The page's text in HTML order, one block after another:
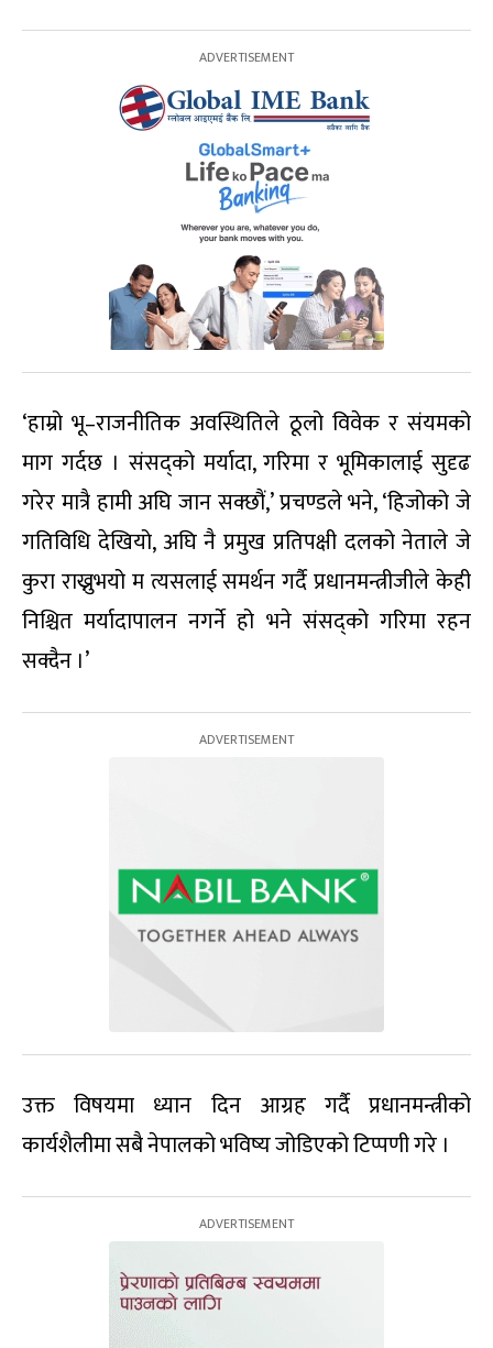
‘हाम्रो भू–राजनीतिक अवस्थितिले ठूलो विवेक र संयमको
माग गर्दछ । संसद्को मर्यादा, गरिमा र भूमिकालाई सुदृढ
गरेर मात्रै हामी अघि जान सक्छौं,’ प्रचण्डले भने, ‘हिजोको जे
गतिविधि देखियो, अघि नै प्रमुख प्रतिपक्षी दलको नेताले जे
कुरा राख्नुभयो म त्यसलाई समर्थन गर्दै प्रधानमन्त्रीजीले केही
निश्चित मर्यादापालन नगर्ने हो भने संसद्को गरिमा रहन
सक्दैन ।’
उक्त विषयमा ध्यान दिन आग्रह गर्दै प्रधानमन्त्रीको
कार्यशैलीमा सबै नेपालको भविष्य जोडिएको टिप्पणी गरे ।